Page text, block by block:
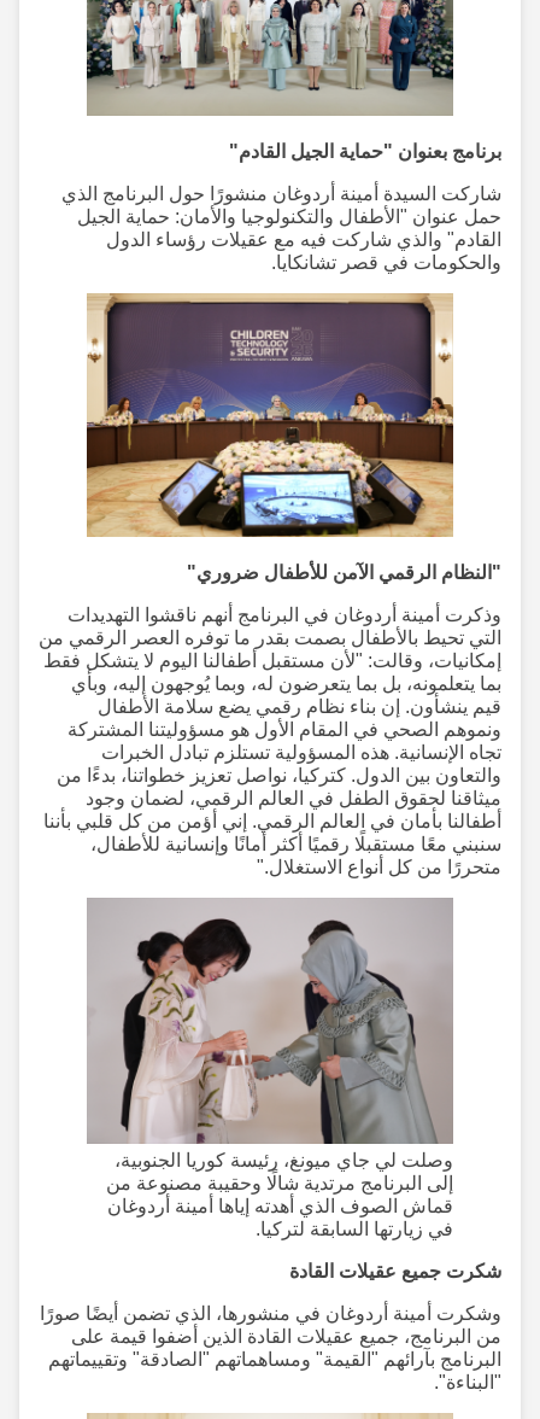
برنامج بعنوان "حماية الجيل القادم"
شاركت السيدة أمينة أردوغان منشورًا حول البرنامج الذي
حمل عنوان "الأطفال والتكنولوجيا والأمان: حماية الجيل
القادم" والذي شاركت فيه مع عقيلات رؤساء الدول
والحكومات في قصر تشانكايا.
"النظام الرقمي الآمن للأطفال ضروري"
وذكرت أمينة أردوغان في البرنامج أنهم ناقشوا التهديدات
التي تحيط بالأطفال بصمت بقدر ما توفره العصر الرقمي من
إمكانيات، وقالت: "لأن مستقبل أطفالنا اليوم لا يتشكل فقط
بما يتعلمونه، بل بما يتعرضون له، وبما يُوجهون إليه، وبأي
قيم ينشأون. إن بناء نظام رقمي يضع سلامة الأطفال
ونموهم الصحي في المقام الأول هو مسؤوليتنا المشتركة
تجاه الإنسانية. هذه المسؤولية تستلزم تبادل الخبرات
والتعاون بين الدول. كتركيا، نواصل تعزيز خطواتنا، بدءًا من
ميثاقنا لحقوق الطفل في العالم الرقمي، لضمان وجود
أطفالنا بأمان في العالم الرقمي. إني أؤمن من كل قلبي بأننا
سنبني معًا مستقبلًا رقميًا أكثر أمانًا وإنسانية للأطفال،
متحررًا من كل أنواع الاستغلال."
وصلت لي جاي ميونغ، رئيسة كوريا الجنوبية،
إلى البرنامج مرتدية شالًا وحقيبة مصنوعة من
قماش الصوف الذي أهدته إياها أمينة أردوغان
في زيارتها السابقة لتركيا.
شكرت جميع عقيلات القادة
وشكرت أمينة أردوغان في منشورها، الذي تضمن أيضًا صورًا
من البرنامج، جميع عقيلات القادة الذين أضفوا قيمة على
البرنامج بآرائهم "القيمة" ومساهماتهم "الصادقة" وتقييماتهم
"البناءة".